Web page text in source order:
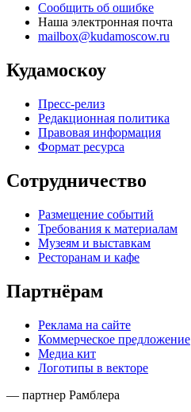
Сообщить об ошибке
Наша электронная почта
mailbox@kudamoscow.ru
Кудамоскоу
Пресс-релиз
Редакционная политика
Правовая информация
Формат ресурса
Сотрудничество
Размещение событий
Требования к материалам
Музеям и выставкам
Ресторанам и кафе
Партнёрам
Реклама на сайте
Коммерческое предложение
Медиа кит
Логотипы в векторе
— партнер Рамблера